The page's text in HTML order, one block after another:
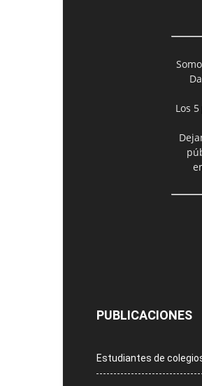
Los
PUBLICACIONES
Estudiantes de